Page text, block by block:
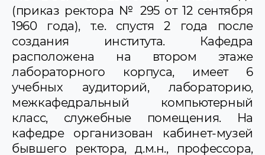
Идеологическая и воспитательная
работа
Новости и объявления
(приказ ректора № 295 от 12 сентября
1960 года), т.е. спустя 2 года после
создания института. Кафедра
расположена на втором этаже
лабораторного корпуса, имеет 6
учебных аудиторий, лабораторию,
межкафедральный компьютерный
класс, служебные помещения. На
кафедре организован кабинет-музей
бывшего ректора, д.м.н., профессора,